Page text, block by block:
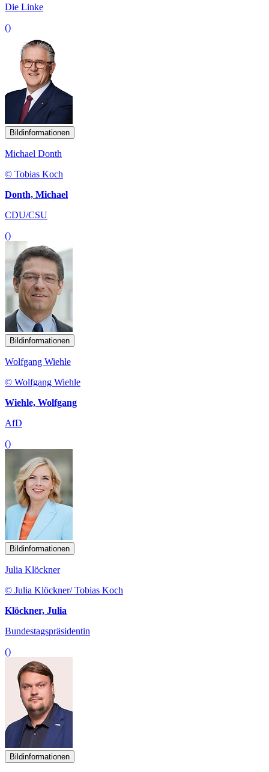
Die Linke
()
Bildinformationen
Michael Donth
© Tobias Koch
Donth, Michael
CDU/CSU
()
Bildinformationen
Wolfgang Wiehle
© Wolfgang Wiehle
Wiehle, Wolfgang
AfD
()
Bildinformationen
Julia Klöckner
© Julia Klöckner/ Tobias Koch
Klöckner, Julia
Bundestagspräsidentin
()
Bildinformationen